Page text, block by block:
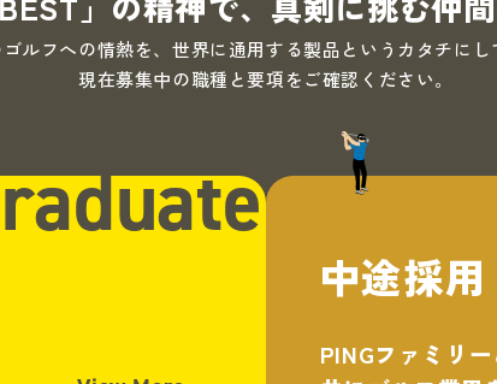
ルフへの情熱を、世界に通用する製品というカタチにし
現在募集中の職種と要項をご確認ください。
中途採用
PINGファミリー